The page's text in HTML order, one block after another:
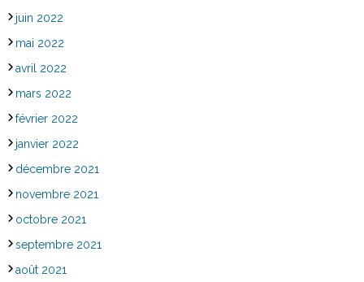
juin 2022
mai 2022
avril 2022
mars 2022
février 2022
janvier 2022
décembre 2021
novembre 2021
octobre 2021
septembre 2021
août 2021